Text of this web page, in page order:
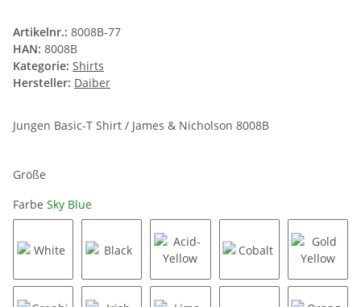
Artikelnr.: 8008B-77
HAN: 8008B
Kategorie: Shirts
Hersteller: Daiber
Jungen Basic-T Shirt / James & Nicholson 8008B
Größe
Farbe Sky Blue
White Black Acid-Yellow Cobalt Gold